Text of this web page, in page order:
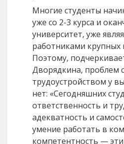
Многие студенты
уже со 2-3 курса и
университет, уже
работниками крупных
Поэтому,
Дворядкина, проблем с
трудоустройством у
нет: «Сегодняшних
ответственность и
адекватность и
умение работать в
компетентность —